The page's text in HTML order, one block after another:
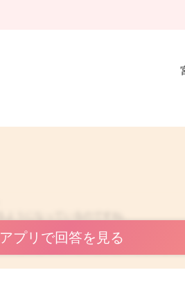
期も重なっていることがありそうでした
アプリで回答を見る